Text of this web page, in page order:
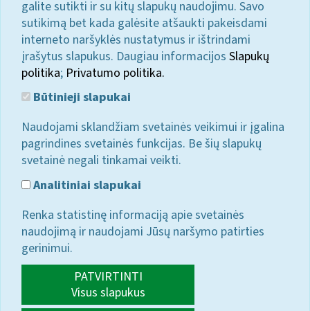
galite sutikti ir su kitų slapukų naudojimu. Savo
sutikimą bet kada galėsite atšaukti pakeisdami
interneto naršyklės nustatymus ir ištrindami
įrašytus slapukus. Daugiau informacijos Slapukų
politika; Privatumo politika.
Būtinieji slapukai
Naudojami sklandžiam svetainės veikimui ir įgalina
pagrindines svetainės funkcijas. Be šių slapukų
svetainė negali tinkamai veikti.
Analitiniai slapukai
Renka statistinę informaciją apie svetainės
naudojimą ir naudojami Jūsų naršymo patirties
gerinimui.
PATVIRTINTI
Visus slapukus